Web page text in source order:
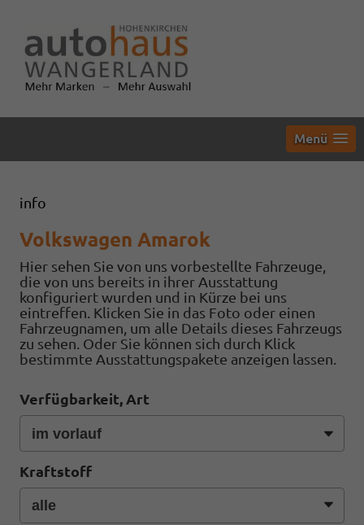
Menü
info
Volkswagen Amarok
Hier sehen Sie von uns vorbestellte Fahrzeuge,
die von uns bereits in ihrer Ausstattung
konfiguriert wurden und in Kürze bei uns
eintreffen. Klicken Sie in das Foto oder einen
Fahrzeugnamen, um alle Details dieses Fahrzeugs
zu sehen. Oder Sie können sich durch Klick
bestimmte Ausstattungspakete anzeigen lassen.
Verfügbarkeit, Art
Kraftstoff